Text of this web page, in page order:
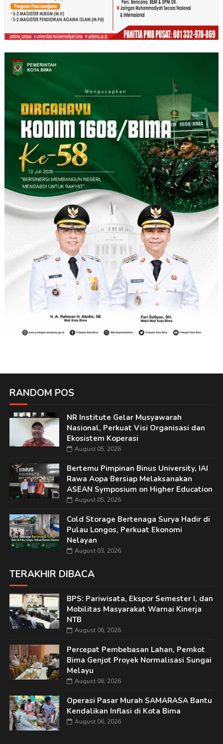
RANDOM POS
NR Institute Gelar Musyawarah
Nasional, Perkuat Visi Organisasi dan
Ekosistem Koperasi
August 05, 2026
Bertemu Pimpinan Binus University, IAI
Rawa Aopa Bersiap Melaksanakan
ASEAN Symposium on Higher Education
August 05, 2026
Cold Storage Bertenaga Surya Hadir di
Pulau Longos, Perkuat Ekonomi
Nelayan
August 03, 2026
TERAKHIR DIBACA
BPS: Pariwisata, Ekspor Semester I, dan
Mobilitas Masyarakat Warnai Kinerja
NTB
August 06, 2026
Percepat Pembebasan Lahan, Pemkot
Bima Genjot Proyek Normalisasi Sungai
Melayu
August 06, 2026
Operasi Pasar Murah SAMARASA Bantu
Kendalikan Inflasi di Kota Bima
August 06, 2026